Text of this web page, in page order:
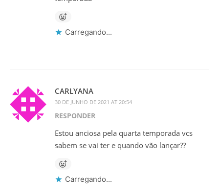
Carregando...
CARLYANA
30 DE JUNHO DE 2021 AT 20:54
RESPONDER
Estou anciosa pela quarta temporada vcs
sabem se vai ter e quando vão lançar??
Carregando...